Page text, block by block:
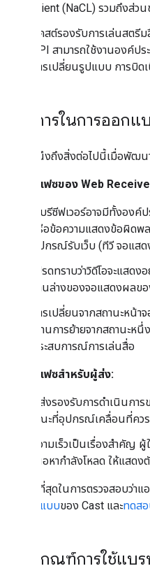
Client (NaCL) รวมถึงส่ว
แคสต์รองรับการเล่นสต
API สามารถใช้งานองค์ป
การเปลี่ยนรูปแบบ การบิด
หลักการในการออกแ
โปรดคํานึงถึงสิ่งต่อไปนี้เมื่อพัฒ
อินเทอร์เฟซของ Web
เว็บรีซีฟเวอร์อาจมีทั้งอง
หรือข้อความแสดงข้อผิดพ
อุปกรณ์รับเว็บ (ทีวี จอแส
โปรดทราบว่าวิดีโอจะแส
ด้านล่างของจอแสดงผลข
การเปลี่ยนจากสถานะหน้
แทนการย้ายจากสถานะห
ประสบการณ์การเล่นสื่อ
อินเทอร์เฟซสำหรับผู้ส่ง:
ผู้ส่งรองรับการดำเนินกา
ขณะที่อุปกรณ์เคลื่อนที่คว
ความเร็วเป็นเรื่องสำคัญ
เนื้อหากำลังโหลด ให้แสด
วิธีที่ง่ายที่สุดในการตรวจสอบว่
การออกแบบของ Cast และทดส
หลักเกณฑ์การใช้แบ